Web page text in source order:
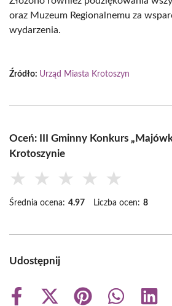
oraz Muzeum Regionalnemu za
wydarzenia.
Źródło: Urząd Miasta Krotoszyn
Oceń: III Gminny Konkurs
Krotoszynie
★ ★ ★ ★ ★
Średnia ocena: 4.97 Liczba ocen: 8
Udostępnij
Share
Share
Share
Share
Share